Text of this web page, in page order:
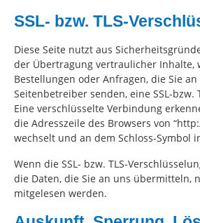
SSL- bzw. TLS-
Diese Seite nutzt aus
der Übertragung vertraulicher Inhalte,
Bestellungen oder Anfragen, die Sie an
Seitenbetreiber senden, eine SSL-bzw.
Eine verschlüsselte Verbindung
die Adresszeile des Browsers von
wechselt und an dem Schloss-Symbol
Wenn die SSL- bzw. TLS-
die Daten, die Sie an uns übermitteln,
mitgelesen werden.